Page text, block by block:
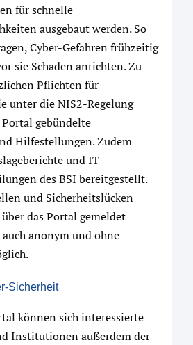
für schnelle
ausgebaut werden. So
Cyber-Gefahren frühzeitig
sie Schaden anrichten. Zu
Pflichten für
unter die NIS2-Regelung
gebündelte
Hilfestellungen. Zudem
und IT-
des BSI bereitgestellt.
und Sicherheitslücken
das Portal gemeldet
anonym und ohne
Sicherheit
können sich interessierte
Institutionen außerdem der